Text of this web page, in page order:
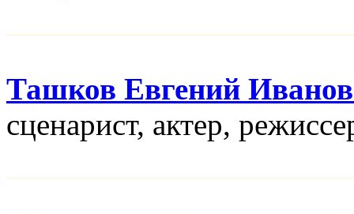
Ташков Евгений
сценарист, актер,